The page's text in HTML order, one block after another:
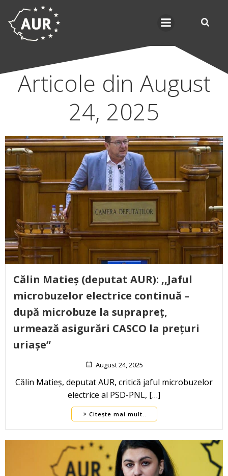
Articole din August
24, 2025
Călin Matieș (deputat AUR): ,,Jaful
microbuzelor electrice continuă –
după microbuze la suprapreț,
urmează asigurări CASCO la prețuri
uriașe”
August 24, 2025
Călin Matieș, deputat AUR, critică jaful microbuzelor
electrice al PSD-PNL, […]
Citește mai mult..